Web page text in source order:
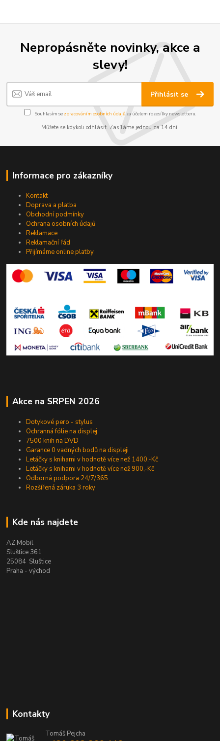
Nepropásněte novinky, akce a
slevy!
Přihlásit se
Souhlasím se zpracováním osobních údajůza účelem rozesílky newsletteru.
Můžete se kdykoli odhlásit. Zasíláme jednou za 14 dní.
Informace pro zákazníky
Kontakt
Doprava a platba
Obchodní podmínky
Ochrana osobních údajů
Reklamace
Reklamační řád
Přijímáme online platby
Akce na SRPEN 2026
Dotykové pero - stylus
Ochranná fólie na displej
7500 knih na DVD
Garance 0 vadných bodů na displeji
Letáčky s knihami v hodnotě více než 1400,-Kč
Letáčky s knihami v hodnotě více než 900,-Kč
Odborná podpora 24/7/365
Rozšířená záruka 3 roky
Kde nás najdete
AZ Mobil
Sluštice 361
25084 Sluštice
Praha - východ
Kontakty
Tomáš Pejcha